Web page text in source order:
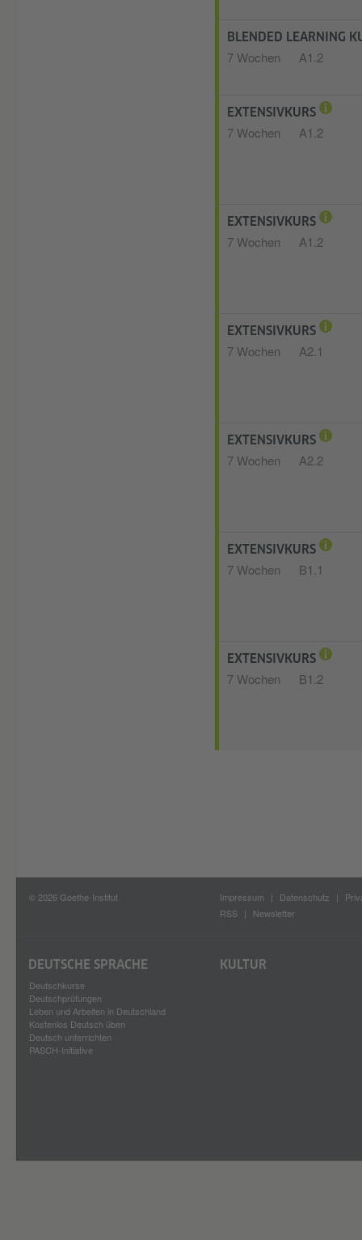
BLENDED LEARNING
7 Wochen A1.2
EXTENSIVKURS
7 Wochen A1.2
EXTENSIVKURS
7 Wochen A1.2
EXTENSIVKURS
7 Wochen A2.1
EXTENSIVKURS
7 Wochen A2.2
EXTENSIVKURS
7 Wochen B1.1
EXTENSIVKURS
7 Wochen B1.2
© 2026 Goethe-Institut Impressum Datenschutz
RSS
Newsletter
DEUTSCHE SPRACHE
Deutschkurse
Deutschprüfungen
Leben und Arbeiten in Deutschland
Kostenlos Deutsch üben
Deutsch unterrichten
PASCH-Initiative
KULTUR